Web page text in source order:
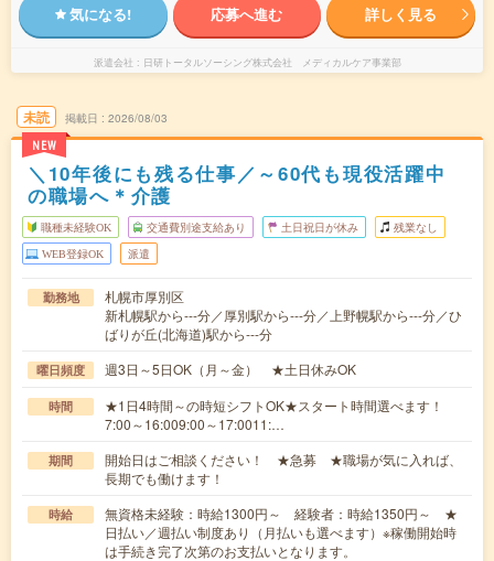
気になる! 応募へ進む 詳しく見る
派遣会社 日研トータルソーシング株式会社 メディカルケア事業部
未読
NEW
掲載日 2026/08/03
＼10年後にも残る仕事／～60代も現役活躍中
の職場へ＊介護
職種未経験OK 交通費別途支給あり 土日祝日が休み 残業なし
WEB登録OK 派遣
勤務地
札幌市厚別区
新札幌駅から---分／厚別駅から---分／上野幌駅から---分／ひ
ばりが丘(北海道)駅から---分
曜日頻度 週3日～5日OK（月～金） ★土日休みOK
時間
★1日4時間～の時短シフトOK★スタート時間選べます！
7:00～16:009:00～17:0011:…
期間
開始日はご相談ください！ ★急募 ★職場が気に入れば、
長期でも働けます！
時給
無資格未経験：時給1300円～ 経験者：時給1350円～ ★
日払い／週払い制度あり（月払いも選べます）※稼働開始時
は手続き完了次第のお支払いとなります。